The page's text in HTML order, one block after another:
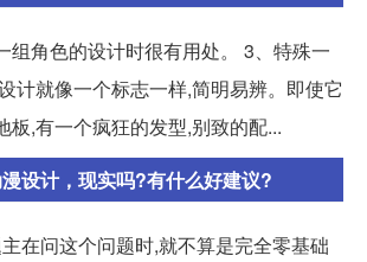
组角色的设计时很有用处。 3、特殊一
计就像一个标志一样,简明易辨。即使它
板,有一个疯狂的发型,别致的配...
设计，现实吗?有什么好建议?
在问这个问题时,就不算是完全零基础